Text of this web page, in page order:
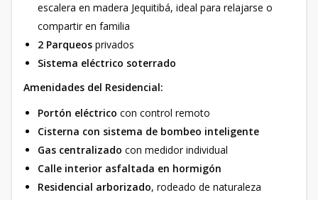
escalera en madera Jequitibá, ideal para relajarse o
compartir en familia
2 Parqueos privados
Sistema eléctrico soterrado
Amenidades del Residencial:
Portón eléctrico con control remoto
Cisterna con sistema de bombeo inteligente
Gas centralizado con medidor individual
Calle interior asfaltada en hormigón
Residencial arborizado, rodeado de naturaleza